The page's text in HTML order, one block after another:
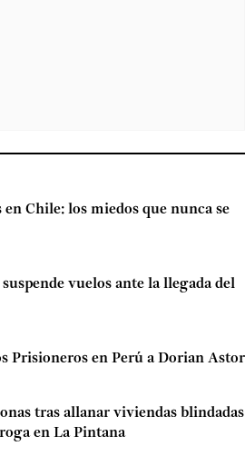
en Chile: los miedos que nunca se
vuelos ante la llegada del
Prisioneros en Perú a Dorian Astor
tras allanar viviendas blindadas
en La Pintana